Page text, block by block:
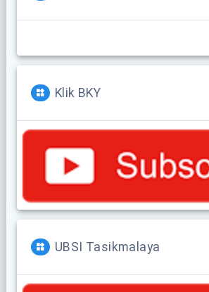
Klik BKY
UBSI Tasikmalaya